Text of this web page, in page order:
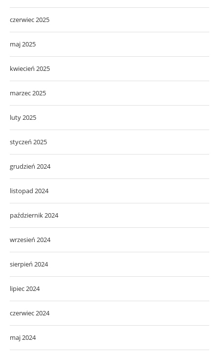
czerwiec 2025
maj 2025
kwiecień 2025
marzec 2025
luty 2025
styczeń 2025
grudzień 2024
listopad 2024
październik 2024
wrzesień 2024
sierpień 2024
lipiec 2024
czerwiec 2024
maj 2024